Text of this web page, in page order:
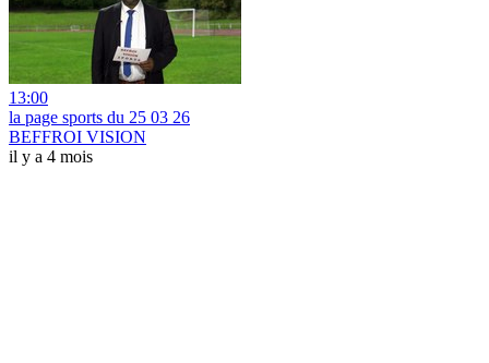
13:00
la page sports du 25 03 26
BEFFROI VISION
il y a 4 mois